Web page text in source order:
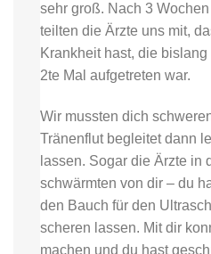
sehr groß. Nach 3
teilten die Ärzte uns mit,
Krankheit hast, die
2te Mal aufgetreten war.
Wir mussten dich
Tränenflut begleitet dann
lassen. Sogar die Ärzte in
schwärmten von dir – du
den Bauch für den
scheren lassen. Mit dir
machen und du hast